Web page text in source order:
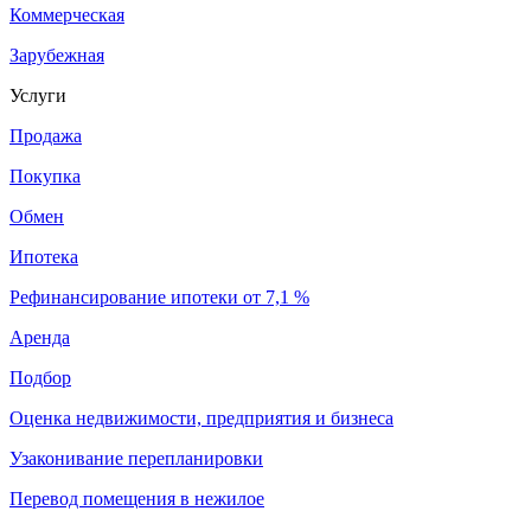
Коммерческая
Зарубежная
Услуги
Продажа
Покупка
Обмен
Ипотека
Рефинансирование ипотеки от 7,1 %
Аренда
Подбор
Оценка недвижимости, предприятия и бизнеса
Узаконивание перепланировки
Перевод помещения в нежилое